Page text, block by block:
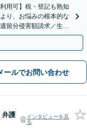
用可】税・登記も熟知
り、お悩みの根本的な
留分侵害額請求／生前
3分】
ールでお問い合わせ
弁護
インタビューを見
る